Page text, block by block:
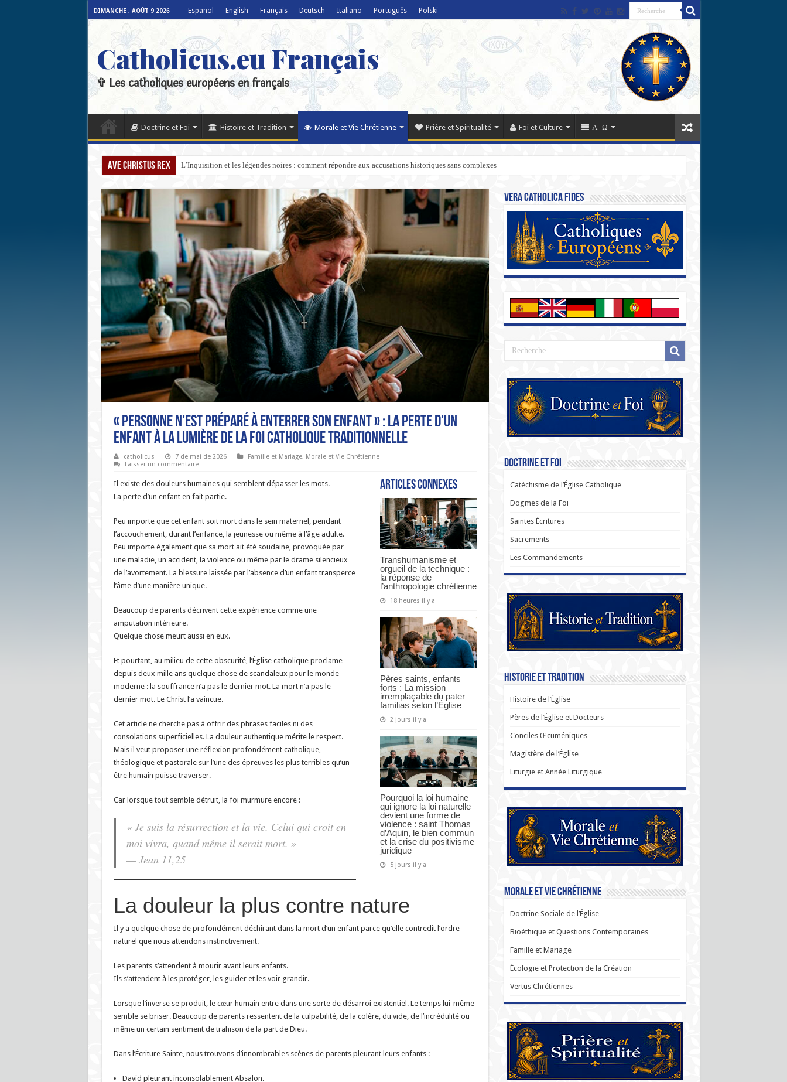
DIMANCHE , AOÛT 9 2026 Español English Français Deutsch Italiano Português Polski
Catholicus.eu Français
✞ Les catholiques européens en français
Doctrine et Foi Histoire et Tradition Morale et Vie Chrétienne Prière et Spiritualité Foi et Culture Α- Ω
Ave Christus Rex L’Inquisition et les légendes noires : comment répondre aux accusations historiques sans complexes
« Personne n’est préparé à enterrer son enfant » : La perte d’un
enfant à la lumière de la foi catholique traditionnelle
catholicus 7 de mai de 2026 Famille et Mariage, Morale et Vie Chrétienne
Laisser un commentaire
Articles connexes
Transhumanisme et
orgueil de la technique :
la réponse de
l’anthropologie chrétienne
18 heures il y a
Pères saints, enfants
forts : La mission
irremplaçable du pater
familias selon l’Église
2 jours il y a
Pourquoi la loi humaine
qui ignore la loi naturelle
devient une forme de
violence : saint Thomas
d’Aquin, le bien commun
et la crise du positivisme
juridique
5 jours il y a
Il existe des douleurs humaines qui semblent dépasser les mots.
La perte d’un enfant en fait partie.
Peu importe que cet enfant soit mort dans le sein maternel, pendant
l’accouchement, durant l’enfance, la jeunesse ou même à l’âge adulte.
Peu importe également que sa mort ait été soudaine, provoquée par
une maladie, un accident, la violence ou même par le drame silencieux
de l’avortement. La blessure laissée par l’absence d’un enfant transperce
l’âme d’une manière unique.
Beaucoup de parents décrivent cette expérience comme une
amputation intérieure.
Quelque chose meurt aussi en eux.
Et pourtant, au milieu de cette obscurité, l’Église catholique proclame
depuis deux mille ans quelque chose de scandaleux pour le monde
moderne : la souffrance n’a pas le dernier mot. La mort n’a pas le
dernier mot. Le Christ l’a vaincue.
Cet article ne cherche pas à offrir des phrases faciles ni des
consolations superficielles. La douleur authentique mérite le respect.
Mais il veut proposer une réflexion profondément catholique,
théologique et pastorale sur l’une des épreuves les plus terribles qu’un
être humain puisse traverser.
Car lorsque tout semble détruit, la foi murmure encore :
« Je suis la résurrection et la vie. Celui qui croit en
moi vivra, quand même il serait mort. »
— Jean 11,25
La douleur la plus contre nature
Il y a quelque chose de profondément déchirant dans la mort d’un enfant parce qu’elle contredit l’ordre
naturel que nous attendons instinctivement.
Les parents s’attendent à mourir avant leurs enfants.
Ils s’attendent à les protéger, les guider et les voir grandir.
Lorsque l’inverse se produit, le cœur humain entre dans une sorte de désarroi existentiel. Le temps lui-même
semble se briser. Beaucoup de parents ressentent de la culpabilité, de la colère, du vide, de l’incrédulité ou
même un certain sentiment de trahison de la part de Dieu.
Dans l’Écriture Sainte, nous trouvons d’innombrables scènes de parents pleurant leurs enfants :
David pleurant inconsolablement Absalon.
Vera Catholica Fides
Doctrine et Foi
Catéchisme de l’Église Catholique
Dogmes de la Foi
Saintes Écritures
Sacrements
Les Commandements
Historie et Tradition
Histoire de l’Église
Pères de l’Église et Docteurs
Conciles Œcuméniques
Magistère de l’Église
Liturgie et Année Liturgique
Morale et Vie Chrétienne
Doctrine Sociale de l’Église
Bioéthique et Questions Contemporaines
Famille et Mariage
Écologie et Protection de la Création
Vertus Chrétiennes